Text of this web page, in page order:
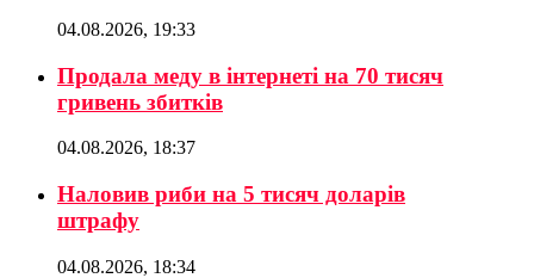
04.08.2026, 19:33
Продала меду в інтернеті на 70 тисяч
гривень збитків
04.08.2026, 18:37
Наловив риби на 5 тисяч доларів
штрафу
04.08.2026, 18:34